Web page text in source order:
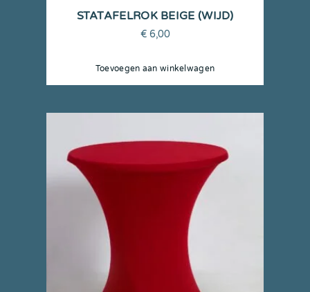
STATAFELROK BEIGE (WIJD)
€ 6,00
Toevoegen aan winkelwagen